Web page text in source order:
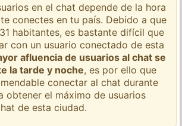
en el chat depende de la hora
conectes en tu país. Debido a que
habitantes, es bastante difícil que
con un usuario conectado de esta
afluencia de usuarios al chat se
la tarde y noche, es por ello que
conectar al chat durante
obtener el máximo de usuarios
de esta ciudad.